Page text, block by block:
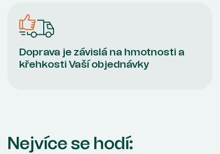
Doprava je závislá na hmotnosti a
křehkosti Vaší objednávky
Nejvíce se hodí: